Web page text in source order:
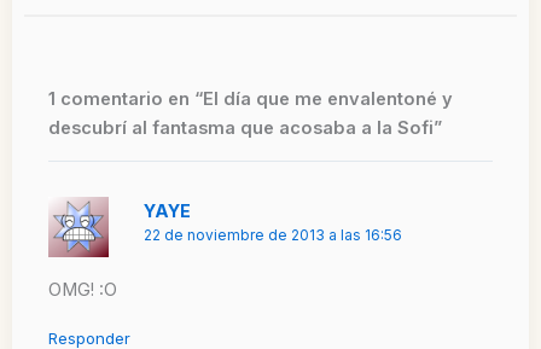
1 comentario en “El día que me envalentoné y
descubrí al fantasma que acosaba a la Sofi”
YAYE
22 de noviembre de 2013 a las 16:56
OMG! :O
Responder